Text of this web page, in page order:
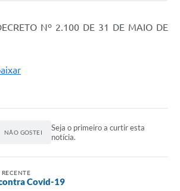
Nº 2.100 DE 31 DE MAIO DE
NÃO GOSTEI
Seja o primeiro a curtir esta
notícia.
Covid-19